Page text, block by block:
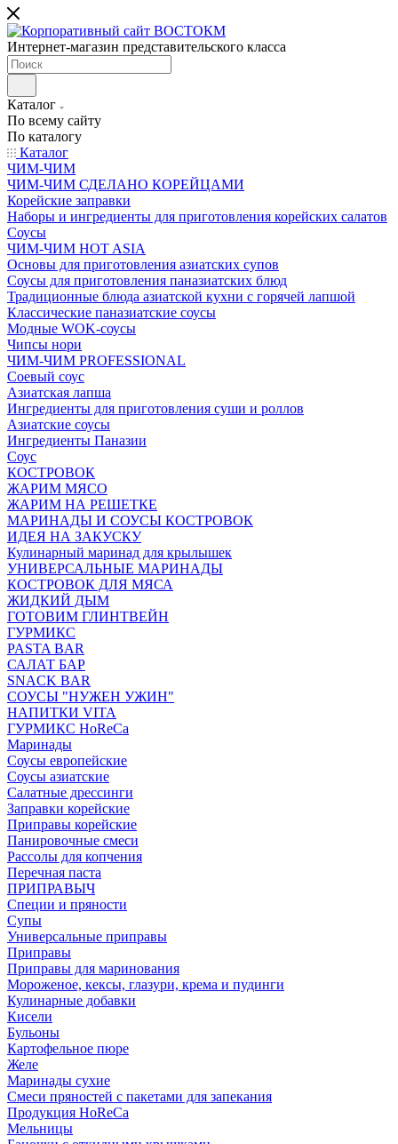
Интернет-магазин представительского класса
Каталог
По всему сайту
По каталогу
Каталог
ЧИМ-ЧИМ
ЧИМ-ЧИМ СДЕЛАНО КОРЕЙЦАМИ
Корейские заправки
Наборы и ингредиенты для приготовления корейских салатов
Соусы
ЧИМ-ЧИМ HOT ASIA
Основы для приготовления азиатских супов
Соусы для приготовления паназиатских блюд
Традиционные блюда азиатской кухни с горячей лапшой
Классические паназиатские соусы
Модные WOK-соусы
Чипсы нори
ЧИМ-ЧИМ PROFESSIONAL
Соевый соус
Азиатская лапша
Ингредиенты для приготовления суши и роллов
Азиатские соусы
Ингредиенты Паназии
Соус
КОСТРОВОК
ЖАРИМ МЯСО
ЖАРИМ НА РЕШЕТКЕ
МАРИНАДЫ И СОУСЫ КОСТРОВОК
ИДЕЯ НА ЗАКУСКУ
Кулинарный маринад для крылышек
УНИВЕРСАЛЬНЫЕ МАРИНАДЫ
КОСТРОВОК ДЛЯ МЯСА
ЖИДКИЙ ДЫМ
ГОТОВИМ ГЛИНТВЕЙН
ГУРМИКС
PASTA BAR
САЛАТ БАР
SNACK BAR
СОУСЫ "НУЖЕН УЖИН"
НАПИТКИ VITA
ГУРМИКС HoReCa
Маринады
Соусы европейские
Соуcы азиатские
Салатные дрессинги
Заправки корейские
Приправы корейские
Панировочные смеси
Рассолы для копчения
Перечная паста
ПРИПРАВЫЧ
Специи и пряности
Супы
Универсальные приправы
Приправы
Приправы для маринования
Мороженое, кексы, глазури, крема и пудинги
Кулинарные добавки
Кисели
Бульоны
Картофельное пюре
Желе
Маринады сухие
Смеси пряностей с пакетами для запекания
Продукция HoReCa
Мельницы